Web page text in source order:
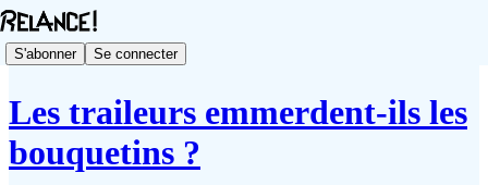
S'abonner Se connecter
Les traileurs emmerdent-ils les
bouquetins ?